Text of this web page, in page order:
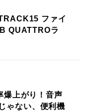
ファイ
QUATTROラ
爆上がり！音声
ゃない、便利機